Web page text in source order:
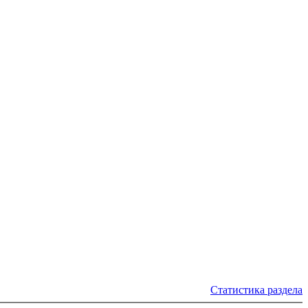
Статистика раздела